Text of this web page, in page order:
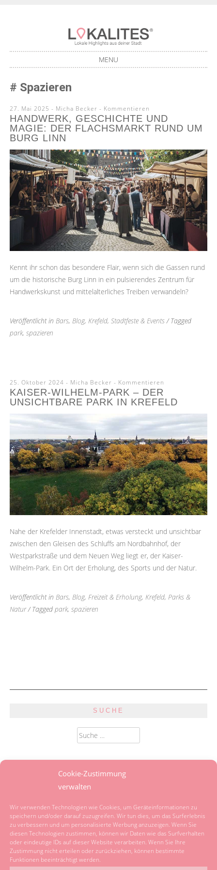
Cookie-Zustimmung
verwalten
Wir verwenden Technologien wie Cookies, um Geräteinformationen zu
speichern und/oder darauf zuzugreifen. Wir tun dies, um das Surferlebnis
zu verbessern und um personalisierte Werbung anzuzeigen. Wenn Sie
diesen Technologien zustimmen, können wir Daten wie das Surfverhalten
oder eindeutige IDs auf dieser Website verarbeiten. Wenn Sie Ihre
Zustimmung nicht erteilen oder zurückziehen, können bestimmte
Funktionen beeinträchtigt werden.
LOKALITES
Lokale Highlights aus deiner Stadt
MENU
TO Spazieren
27. Mai 2025 - Micha Becker Kommentieren
HANDWERK, GESCHICHTE UND
MAGIE: DER FLACHSMARKT RUND UM
BURG LINN
Kennt ihr schon das besondere Flair, wenn sich die Gassen rund
um die historische Burg Linn in ein pulsierendes Zentrum für
Handwerkskunst und mittelalterliches Treiben verwandeln?
Veröffentlicht in Bars, Blog, Krefeld, Stadtfeste & Events / Tagged
park, spazieren
25. Oktober 2024 - Micha Becker Kommentieren
KAISER-WILHELM-PARK – DER
UNSICHTBARE PARK IN KREFELD
Nahe der Krefelder Innenstadt, etwas versteckt und unsichtbar
zwischen den Gleisen des Schluffs am Nordbahnhof, der
Westparkstraße und dem Neuen Weg liegt er, der Kaiser-
Wilhelm-Park. Ein Ort der Erholung, des Sports und der Natur.
Veröffentlicht in Bars, Blog, Freizeit & Erholung, Krefeld, Parks &
Natur / Tagged park, spazieren
SUCHE
Suche
nach:
KATEGORIEN
Kategorien